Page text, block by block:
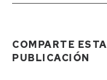
COMPARTE ESTA
PUBLICACIÓN